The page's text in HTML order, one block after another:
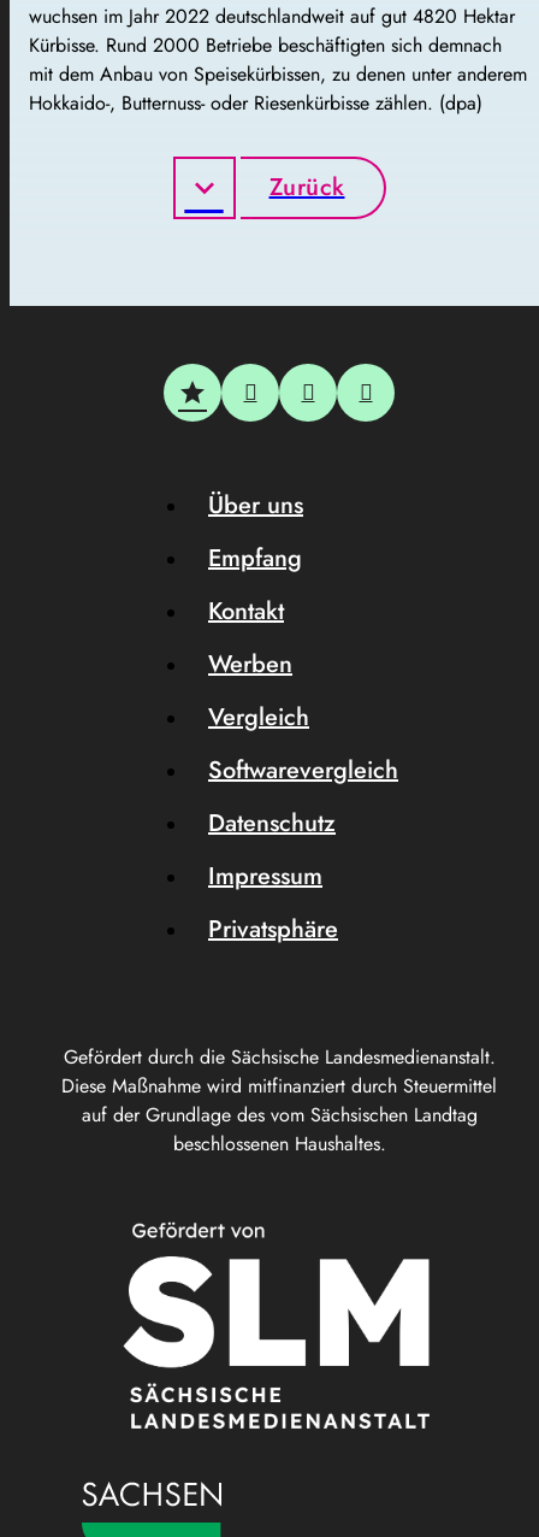
wuchsen im Jahr 2022 deutschlandweit auf gut 4820 Hektar
Kürbisse. Rund 2000 Betriebe beschäftigten sich demnach
mit dem Anbau von Speisekürbissen, zu denen unter anderem
Hokkaido-, Butternuss- oder Riesenkürbisse zählen. (dpa)
Zurück
Gefördert durch die Sächsische Landesmedienanstalt.
Diese Maßnahme wird mitfinanziert durch Steuermittel
auf der Grundlage des vom Sächsischen Landtag
beschlossenen Haushaltes.
Über uns
Empfang
Kontakt
Werben
Vergleich
Softwarevergleich
Datenschutz
Impressum
Privatsphäre